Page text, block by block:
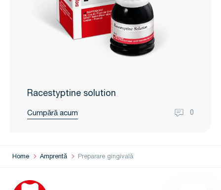
Racestyptine solution
0
Cumpără acum
Home Amprentă Preparare gingivală